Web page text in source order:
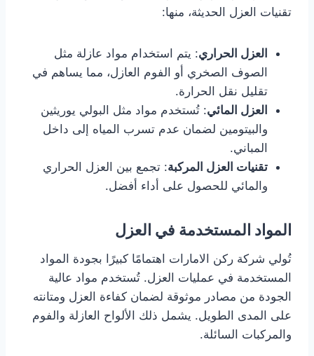
تقنيات العزل الحديثة، منها:
العزل الحراري: يتم استخدام مواد عازلة مثل
الصوف الصخري أو الفوم العازل، مما يساهم في
تقليل نقل الحرارة.
العزل المائي: تُستخدم مواد مثل البولي يوريثين
والبيتومين لضمان عدم تسرب المياه إلى داخل
المباني.
تقنيات العزل المركبة: تجمع بين العزل الحراري
والمائي للحصول على أداء أفضل.
المواد المستخدمة في العزل
تُولي شركة ركن الامارات اهتمامًا كبيرًا بجودة المواد
المستخدمة في عمليات العزل. تُستخدم مواد عالية
الجودة من مصادر موثوقة لضمان كفاءة العزل ومتانته
على المدى الطويل. يشمل ذلك الألواح العازلة والفوم
والمركبات السائلة.